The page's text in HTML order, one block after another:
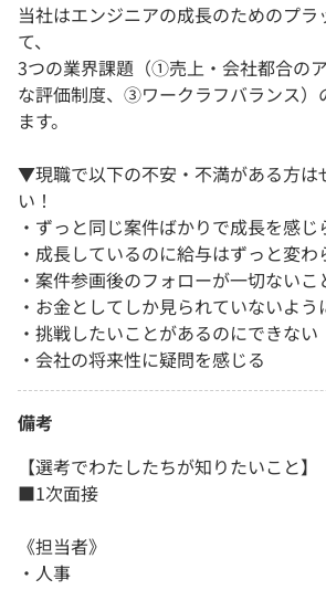
当社はエンジニアの成長のためのプラ
て、
3つの業界課題（①売上・会社都合の
な評価制度、③ワークラフバランス）
ます。
▼現職で以下の不安・不満がある方は
い！
・ずっと同じ案件ばかりで成長を感じ
・成長しているのに給与はずっと変わ
・案件参画後のフォローが一切ない
・お金としてしか見られていないよう
・挑戦したいことがあるのにできない
・会社の将来性に疑問を感じる
備考
【選考でわたしたちが知りたいこと】
■1次面接
《担当者》
・人事